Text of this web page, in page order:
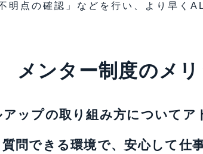
明点の確認」などを行い、より早く
メンター制度のメリ
アップの取り組み方についてア
問できる環境で、安心して仕